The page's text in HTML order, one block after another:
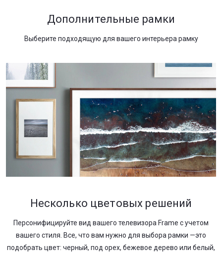
Дополнительные рамки
Выберите подходящую для вашего интерьера рамку
Несколько цветовых решений
Персонифицируйте вид вашего телевизора Frame с учетом
вашего стиля. Все, что вам нужно для выбора рамки —это
подобрать цвет: черный, под орех, бежевое дерево или белый,